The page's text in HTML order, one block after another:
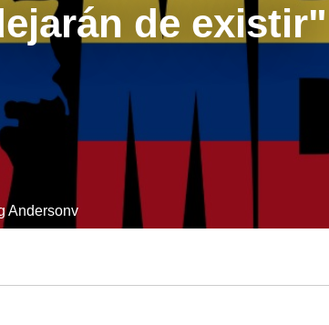
de existir"
Andersonv